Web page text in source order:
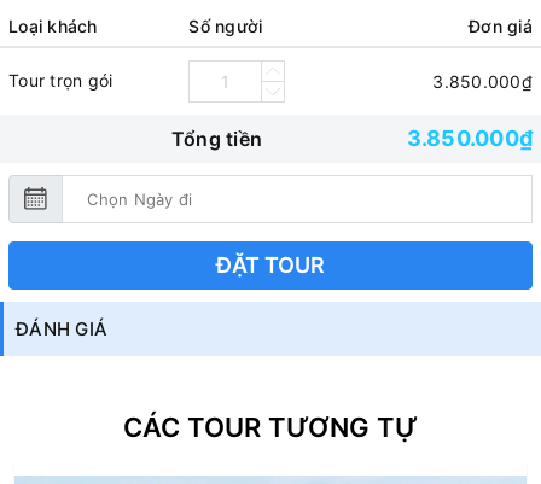
Loại khách Số người Đơn giá
Tour trọn gói 3.850.000₫
Tổng tiền 3.850.000₫
ĐẶT TOUR
ĐÁNH GIÁ
CÁC TOUR TƯƠNG TỰ